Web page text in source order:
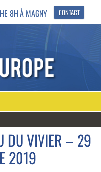
8H À MAGNY CONTACT
DU VIVIER – 29
2019